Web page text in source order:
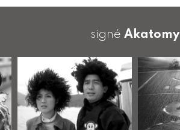
signé Akatomy